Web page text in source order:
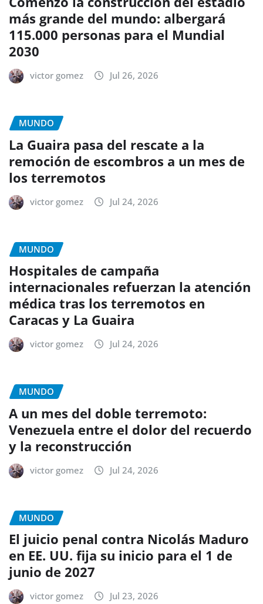
más grande del mundo: albergará
115.000 personas para el Mundial
2030
victor gomez Jul 26, 2026
MUNDO
La Guaira pasa del rescate a la
remoción de escombros a un mes de
los terremotos
victor gomez Jul 24, 2026
MUNDO
Hospitales de campaña
internacionales refuerzan la atención
médica tras los terremotos en
Caracas y La Guaira
victor gomez Jul 24, 2026
MUNDO
A un mes del doble terremoto:
Venezuela entre el dolor del recuerdo
y la reconstrucción
victor gomez Jul 24, 2026
MUNDO
El juicio penal contra Nicolás Maduro
en EE. UU. fija su inicio para el 1 de
junio de 2027
victor gomez Jul 23, 2026